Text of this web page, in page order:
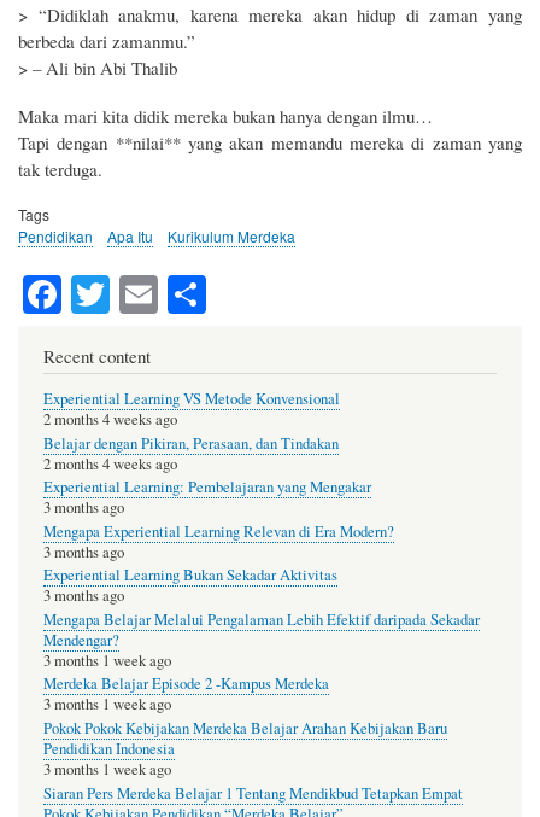
> “Didiklah anakmu, karena mereka akan hidup di zaman yang
berbeda dari zamanmu.”
> – Ali bin Abi Thalib
Maka mari kita didik mereka bukan hanya dengan ilmu…
Tapi dengan **nilai** yang akan memandu mereka di zaman yang
tak terduga.
Tags
Pendidikan
Apa Itu Kurikulum Merdeka
Fa
ce
bo
ok
T
wi
tte
r
E
m
ailre
Recent content
Experiential Learning VS Metode Konvensional
2 months 4 weeks ago
Belajar dengan Pikiran, Perasaan, dan Tindakan
2 months 4 weeks ago
Experiential Learning: Pembelajaran yang Mengakar
3 months ago
Mengapa Experiential Learning Relevan di Era Modern?
3 months ago
Experiential Learning Bukan Sekadar Aktivitas
3 months ago
Mengapa Belajar Melalui Pengalaman Lebih Efektif daripada Sekadar
Mendengar?
3 months 1 week ago
Merdeka Belajar Episode 2 -Kampus Merdeka
3 months 1 week ago
Pokok Pokok Kebijakan Merdeka Belajar Arahan Kebijakan Baru
Pendidikan Indonesia
3 months 1 week ago
Siaran Pers Merdeka Belajar 1 Tentang Mendikbud Tetapkan Empat